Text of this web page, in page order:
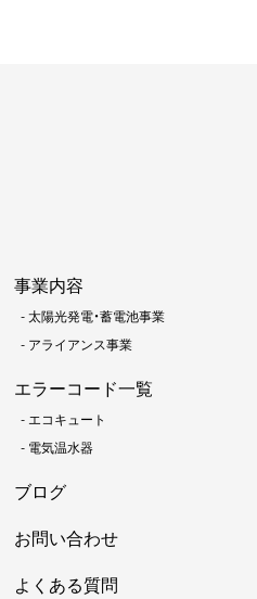
事業内容
-太陽光発電・蓄電池事業
- アライアンス事業
エラーコード一覧
-エコキュート
- 電気温水器
ブログ
お問い合わせ
よくある質問